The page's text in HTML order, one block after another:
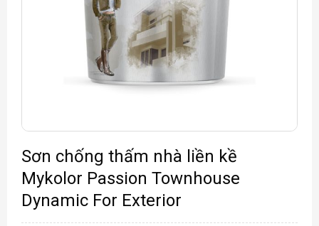
Sơn chống thấm nhà liền kề
Mykolor Passion Townhouse
Dynamic For Exterior